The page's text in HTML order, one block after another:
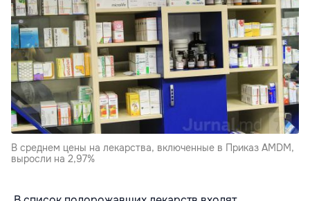
В среднем цены на лекарства, включенные в Приказ AMDM,
выросли на 2,97%